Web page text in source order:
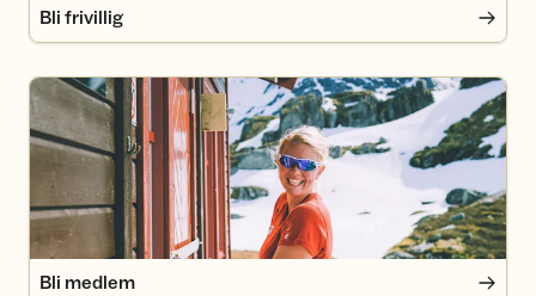
Bli frivillig
Bli medlem
Bli medlem